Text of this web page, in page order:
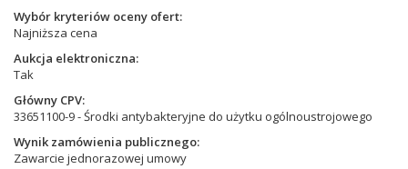
Wybór kryteriów oceny ofert
Najniższa cena
Aukcja elektroniczna
Tak
Główny CPV
33651100-9 - Środki antybakteryjne do użytku ogólnoustrojowego
Wynik zamówienia publicznego
Zawarcie jednorazowej umowy